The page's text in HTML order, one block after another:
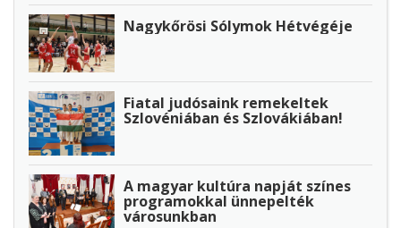
Nagykőrösi Sólymok Hétvégéje
Fiatal judósaink remekeltek
Szlovéniában és Szlovákiában!
A magyar kultúra napját színes
programokkal ünnepelték
városunkban